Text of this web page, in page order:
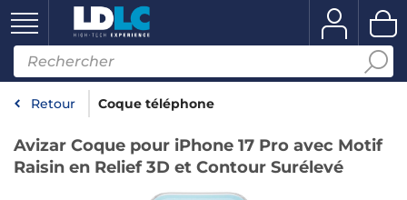
Retour Coque téléphone
Avizar Coque pour iPhone 17 Pro avec Motif
Raisin en Relief 3D et Contour Surélevé